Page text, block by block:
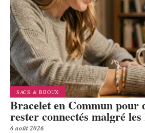
SACS & BIJOUX
Bracelet en Commun pour
rester connectés malgré
6 août 2026